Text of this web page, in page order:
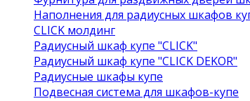
Наполнения для радиусных шкафов
CLICK молдинг
Радиусный шкаф купе "CLICK"
Радиусный шкаф купе "CLICK DEKOR"
Радиусные шкафы купе
Подвесная система для шкафов-купе